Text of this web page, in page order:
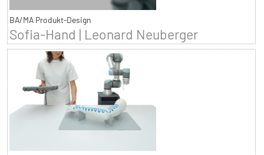
BA/MA Produkt-Design
Sofia-Hand | Leonard Neuberger